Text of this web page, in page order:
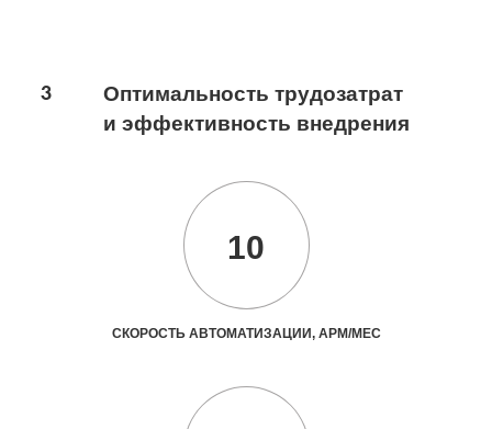
3
Оптимальность трудозатрат
и эффективность внедрения
10
СКОРОСТЬ АВТОМАТИЗАЦИИ, АРМ/МЕС